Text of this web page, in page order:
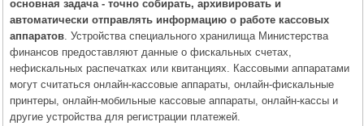
основная задача - точно собирать, архивировать и
автоматически отправлять информацию о работе кассовых
аппаратов . Устройства специального хранилища Министерства
финансов предоставляют данные о фискальных счетах,
нефискальных распечатках или квитанциях. Кассовыми аппаратами
могут считаться онлайн-кассовые аппараты, онлайн-фискальные
принтеры, онлайн-мобильные кассовые аппараты, онлайн-кассы и
другие устройства для регистрации платежей.